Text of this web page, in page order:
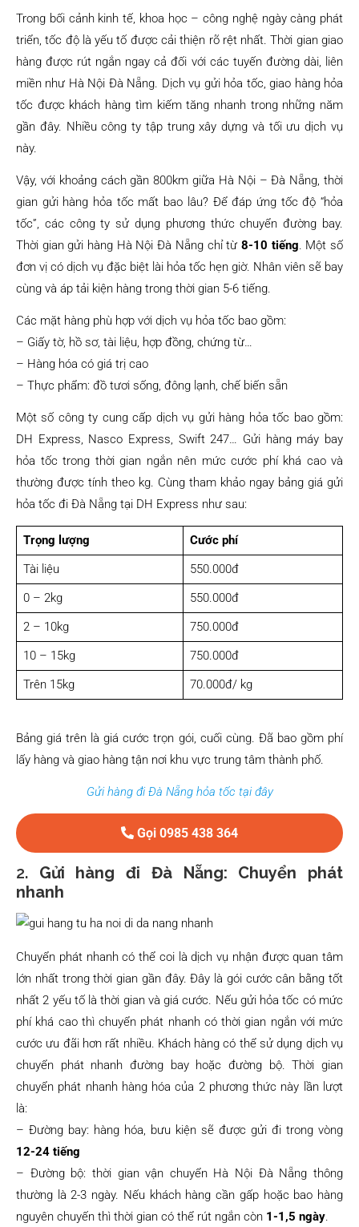
Trong bối cảnh kinh tế, khoa học – công nghệ ngày càng phát
triển, tốc độ là yếu tố được cải thiện rõ rệt nhất. Thời gian giao
hàng được rút ngắn ngay cả đối với các tuyến đường dài, liên
miền như Hà Nội Đà Nẵng. Dịch vụ gửi hỏa tốc, giao hàng hỏa
tốc được khách hàng tìm kiếm tăng nhanh trong những năm
gần đây. Nhiều công ty tập trung xây dựng và tối ưu dịch vụ
này.
Vậy, với khoảng cách gần 800km giữa Hà Nội – Đà Nẵng, thời
gian gửi hàng hỏa tốc mất bao lâu? Để đáp ứng tốc độ “hỏa
tốc”, các công ty sử dụng phương thức chuyển đường bay.
Thời gian gửi hàng Hà Nội Đà Nẵng chỉ từ 8-10 tiếng. Một số
đơn vị có dịch vụ đặc biệt lài hỏa tốc hẹn giờ. Nhân viên sẽ bay
cùng và áp tải kiện hàng trong thời gian 5-6 tiếng.
Các mặt hàng phù hợp với dịch vụ hỏa tốc bao gồm:
– Giấy tờ, hồ sơ, tài liệu, hợp đồng, chứng từ…
– Hàng hóa có giá trị cao
– Thực phẩm: đồ tươi sống, đông lạnh, chế biến sẵn
Một số công ty cung cấp dịch vụ gửi hàng hỏa tốc bao gồm:
DH Express, Nasco Express, Swift 247… Gửi hàng máy bay
hỏa tốc trong thời gian ngắn nên mức cước phí khá cao và
thường được tính theo kg. Cùng tham khảo ngay bảng giá gửi
hỏa tốc đi Đà Nẵng tại DH Express như sau:
Trọng lượng
Cước phí
Tài liệu
550.000đ
0 – 2kg
550.000đ
2 – 10kg
750.000đ
10 – 15kg
750.000đ
Trên 15kg
70.000đ/ kg
Bảng giá trên là giá cước trọn gói, cuối cùng. Đã bao gồm phí
lấy hàng và giao hàng tận nơi khu vực trung tâm thành phố.
Gửi hàng đi Đà Nẵng hỏa tốc tại đây
Gọi 0985 438 364
2. Gửi hàng đi Đà Nẵng: Chuyển phát
nhanh
Chuyển phát nhanh có thể coi là dịch vụ nhận được quan tâm
lớn nhất trong thời gian gần đây. Đây là gói cước cân bằng tốt
nhất 2 yếu tố là thời gian và giá cước. Nếu gửi hỏa tốc có mức
phí khá cao thì chuyển phát nhanh có thời gian ngắn với mức
cước ưu đãi hơn rất nhiều. Khách hàng có thể sử dụng dịch vụ
chuyển phát nhanh đường bay hoặc đường bộ. Thời gian
chuyển phát nhanh hàng hóa của 2 phương thức này lần lượt
là:
– Đường bay: hàng hóa, bưu kiện sẽ được gửi đi trong vòng
12-24 tiếng
– Đường bộ: thời gian vận chuyển Hà Nội Đà Nẵng thông
thường là 2-3 ngày. Nếu khách hàng cần gấp hoặc bao hàng
nguyên chuyến thì thời gian có thể rút ngắn còn 1-1,5 ngày.